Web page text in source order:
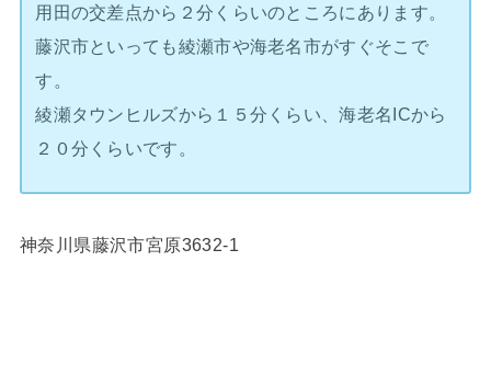
用田の交差点から２分くらいのところにあります。
藤沢市といっても綾瀬市や海老名市がすぐそこで
す。
綾瀬タウンヒルズから１５分くらい、海老名ICから
２０分くらいです。
神奈川県藤沢市宮原3632-1